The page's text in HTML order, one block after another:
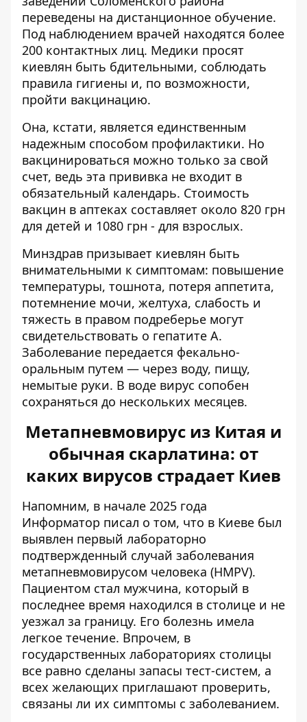
переведены на дистанционное обучение.
Под наблюдением врачей находятся более
200 контактных лиц. Медики просят
киевлян быть бдительными, соблюдать
правила гигиены и, по возможности,
пройти вакцинацию.
Она, кстати, является единственным
надежным способом профилактики. Но
вакцинироваться можно только за свой
счет, ведь эта прививка не входит в
обязательный календарь. Стоимость
вакцин в аптеках составляет около 820 грн
для детей и 1080 грн - для взрослых.
Минздрав призывает киевлян быть
внимательными к симптомам: повышение
температуры, тошнота, потеря аппетита,
потемнение мочи, желтуха, слабость и
тяжесть в правом подреберье могут
свидетельствовать о гепатите А.
Заболевание передается фекально-
оральным путем — через воду, пищу,
немытые руки. В воде вирус сопобен
сохраняться до нескольких месяцев.
Метапневмовирус из Китая и
обычная скарлатина: от
каких вирусов страдает Киев
Напомним, в начале 2025 года
Информатор писал о том, что в Киеве был
выявлен первый лабораторно
подтвержденный случай заболевания
метапневмовирусом человека (HMPV).
Пациентом стал мужчина, который в
последнее время находился в столице и не
уезжал за границу. Его болезнь имела
легкое течение. Впрочем, в
государственных лабораториях столицы
все равно сделаны запасы тест-систем, а
всех желающих приглашают проверить,
связаны ли их симптомы с заболеванием.